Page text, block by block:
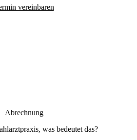
vereinbaren
Abrechnung
was bedeutet das?